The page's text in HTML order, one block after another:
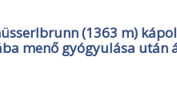
(1363 m)
menő gyógyulása